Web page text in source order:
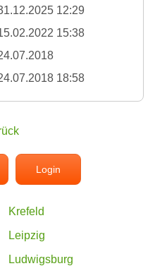
12:29
15:38
18:58
Login
Krefeld
Leipzig
Ludwigsburg